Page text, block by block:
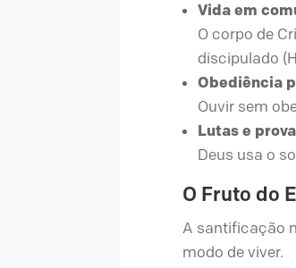
Vida em
O corpo de
discipulado
Obediência
Ouvir sem
Lutas e
Deus usa o
O Fruto do
A santificação
modo de viver.